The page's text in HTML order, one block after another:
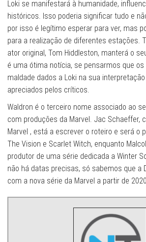
Loki se manifestará à humanidade,
históricos. Isso poderia significar tudo e
por isso é legítimo esperar para ver, mas
para a realização de diferentes estações.
ator original, Tom Hiddleston, manterá o
é uma ótima notícia, se pensarmos que
maldade dados a Loki na sua
apreciados pelos críticos.
Waldron é o terceiro nome associado ao
com produções da Marvel. Jac Schaeffer,
Marvel , está a escrever o roteiro e será o
The Vision e Scarlet Witch, enquanto
produtor de uma série dedicada a Winter
não há datas precisas, só sabemos que a
com a nova série da Marvel a partir de